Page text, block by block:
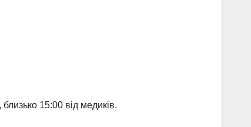
15:00 від медиків.